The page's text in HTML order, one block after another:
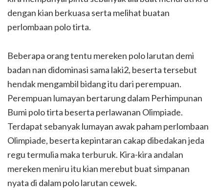
dengan kian berkuasa serta melihat buatan
perlombaan polo tirta.
Beberapa orang tentu mereken polo larutan demi
badan nan didominasi sama laki2, beserta tersebut
hendak mengambil bidang itu dari perempuan.
Perempuan lumayan bertarung dalam Perhimpunan
Bumi polo tirta beserta perlawanan Olimpiade.
Terdapat sebanyak lumayan awak paham perlombaan
Olimpiade, beserta kepintaran cakap dibedakan jeda
regu termulia maka terburuk. Kira-kira andalan
mereken meniru itu kian merebut buat simpanan
nyata di dalam polo larutan cewek.